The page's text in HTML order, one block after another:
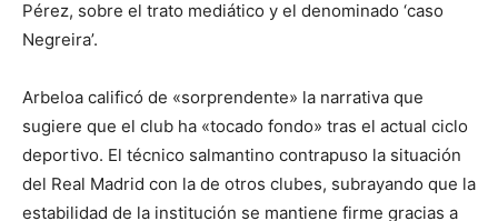
Pérez, sobre el trato mediático y el denominado ‘caso
Negreira’.
Arbeloa calificó de «sorprendente» la narrativa que
sugiere que el club ha «tocado fondo» tras el actual ciclo
deportivo. El técnico salmantino contrapuso la situación
del Real Madrid con la de otros clubes, subrayando que la
estabilidad de la institución se mantiene firme gracias a